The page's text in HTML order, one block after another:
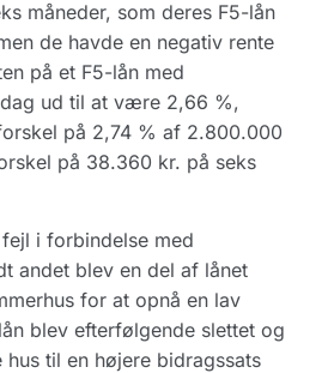
måneder, som deres F5-lån
de havde en negativ rente
på et F5-lån med
ud til at være 2,66 %,
på 2,74 % af 2.800.000
på 38.360 kr. på seks
i forbindelse med
andet blev en del af lånet
for at opnå en lav
blev efterfølgende slettet og
til en højere bidragssats